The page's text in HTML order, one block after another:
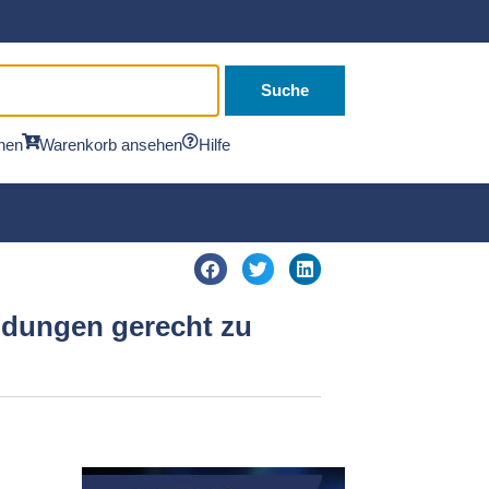
Suche
Warenkorb ansehen Hilfe
gerecht zu